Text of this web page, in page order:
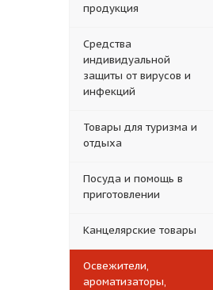
продукция
Средства
индивидуальной
защиты от вирусов и
инфекций
Товары для туризма и
отдыха
Посуда и помощь в
приготовлении
Канцелярские товары
Освежители,
ароматизаторы,